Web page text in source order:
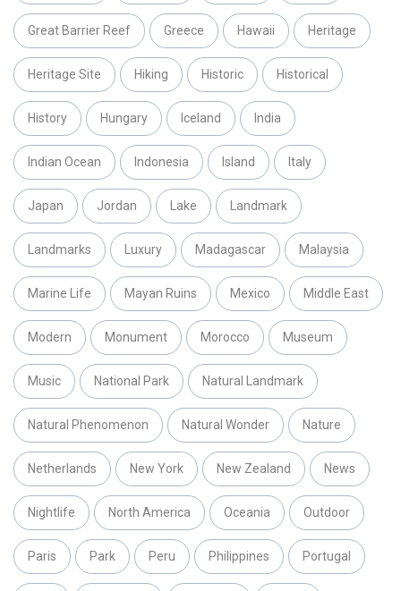
Great Barrier Reef Greece Hawaii Heritage
Heritage Site Hiking Historic Historical
History Hungary Iceland India
Indian Ocean Indonesia Island Italy
Japan Jordan Lake Landmark
Landmarks Luxury Madagascar Malaysia
Marine Life Mayan Ruins Mexico Middle East
Modern Monument Morocco Museum
Music National Park Natural Landmark
Natural Phenomenon Natural Wonder Nature
Netherlands New York New Zealand News
Nightlife North America Oceania Outdoor
Paris Park Peru Philippines Portugal